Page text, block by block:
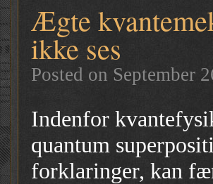
Ægte
ikke ses
Posted on September
Indenfor
quantum
forklaringer, kan